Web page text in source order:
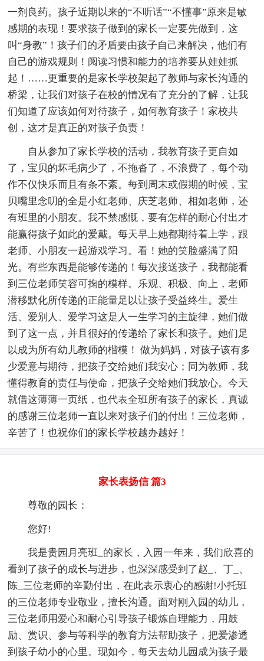
一剂良药。孩子近期以来的“不听话”“不懂事”原来是敏
感期的表现！要求孩子做到的家长一定要先做到，这
叫“身教”！孩子们的矛盾要由孩子自己来解决，他们有
自己的游戏规则！阅读习惯和能力的培养要从娃娃抓
起！……更重要的是家长学校架起了教师与家长沟通的
桥梁，让我们对孩子在校的情况有了充分的了解，让我
们知道了应该如何对待孩子，如何教育孩子！家校共
创，这才是真正的对孩子负责！
自从参加了家长学校的活动，我教育孩子更自如
了，宝贝的坏毛病少了，不拖沓了，不浪费了，每个动
作不仅快乐而且有条不紊。每到周末或假期的时候，宝
贝嘴里念叨的全是小红老师、庆芝老师、相如老师，还
有班里的小朋友。我不禁感慨，要有怎样的耐心付出才
能赢得孩子如此的爱戴。每天早上她都期待着上学，跟
老师、小朋友一起游戏学习。看！她的笑脸盛满了阳
光。有些东西是能够传递的！每次接送孩子，我都能看
到三位老师笑容可掬的模样。乐观、积极、向上，老师
潜移默化所传递的正能量足以让孩子受益终生。爱生
活、爱别人、爱学习这是人一生学习的主旋律，她们做
到了这一点，并且很好的传递给了家长和孩子。她们足
以成为所有幼儿教师的楷模！ 做为妈妈，对孩子该有多
少爱意与期待，把孩子交给她们我安心；同为教师，我
懂得教育的责任与使命，把孩子交给她们我放心。今天
就借这薄薄一页纸，也代表全班所有孩子的家长，真诚
的感谢三位老师一直以来对孩子们的付出！三位老师，
辛苦了！也祝你们的家长学校越办越好！
家长表扬信 篇3
尊敬的园长：
您好!
我是贵园月亮班_的家长，入园一年来，我们欣喜的
看到了孩子的成长与进步，也深深感受到了赵_、丁_、
陈_三位老师的辛勤付出，在此表示衷心的感谢!小托班
的三位老师专业敬业，擅长沟通。面对刚入园的幼儿，
三位老师用爱心和耐心引导孩子锻炼自理能力，用鼓
励、赏识、参与等科学的教育方法帮助孩子，把爱渗透
到孩子幼小的心里。现如今，每天去幼儿园成为孩子最